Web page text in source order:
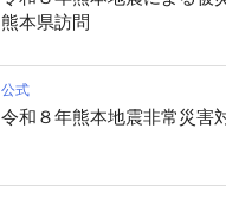
熊本県訪問
公式
令和８年熊本地震非常災害